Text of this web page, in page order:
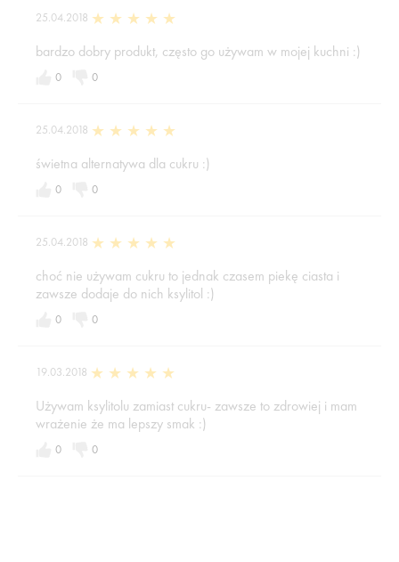
25.04.2018
bardzo dobry produkt, często go używam w mojej kuchni :)
0 0
25.04.2018
świetna alternatywa dla cukru :)
0 0
25.04.2018
choć nie używam cukru to jednak czasem piekę ciasta i
zawsze dodaje do nich ksylitol :)
0 0
19.03.2018
Używam ksylitolu zamiast cukru- zawsze to zdrowiej i mam
wrażenie że ma lepszy smak :)
0 0